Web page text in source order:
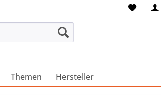
Themen Hersteller